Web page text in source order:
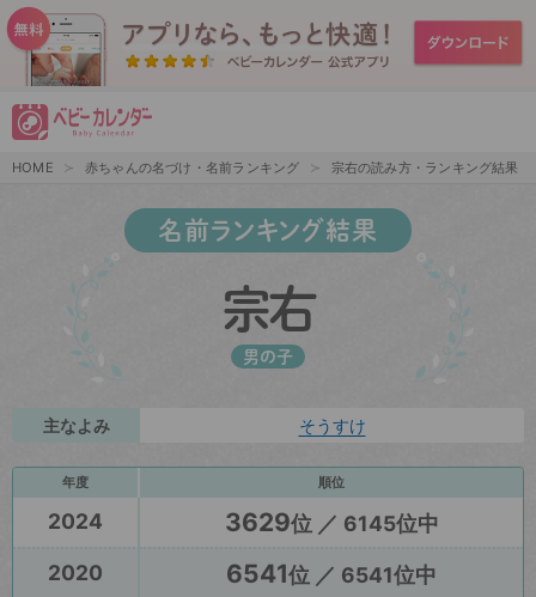
HOME 赤ちゃんの名づけ・名前ランキング 宗右の読み方・ランキング結果
名前ランキング結果
宗右
男の子
主なよみ そうすけ
年度 順位
2024 3629位 ／ 6145位中
2020
6541位 ／ 6541位中